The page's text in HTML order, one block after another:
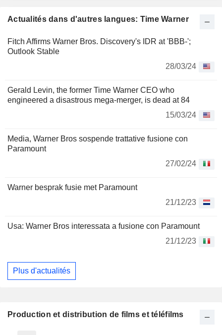
Actualités dans d'autres langues: Time Warner
Fitch Affirms Warner Bros. Discovery's IDR at 'BBB-';
Outlook Stable
28/03/24
Gerald Levin, the former Time Warner CEO who
engineered a disastrous mega-merger, is dead at 84
15/03/24
Media, Warner Bros sospende trattative fusione con
Paramount
27/02/24
Warner besprak fusie met Paramount
21/12/23
Usa: Warner Bros interessata a fusione con Paramount
21/12/23
Plus d'actualités
Production et distribution de films et téléfilms